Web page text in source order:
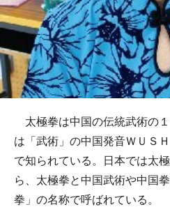
太極拳は中国の伝統武術の
は「武術」の中国発音ＷＵＳ
で知られている。日本では太
ら、太極拳と中国武術や中国
拳」の名称で呼ばれている。